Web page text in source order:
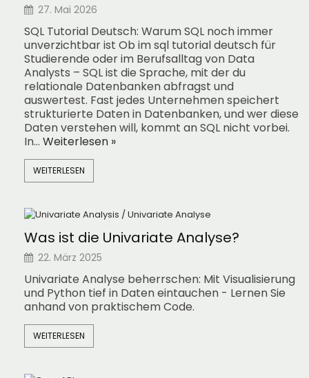
27. Mai 2026
SQL Tutorial Deutsch: Warum SQL noch immer
unverzichtbar ist Ob im sql tutorial deutsch für
Studierende oder im Berufsalltag von Data
Analysts – SQL ist die Sprache, mit der du
relationale Datenbanken abfragst und
auswertest. Fast jedes Unternehmen speichert
strukturierte Daten in Datenbanken, und wer diese
Daten verstehen will, kommt an SQL nicht vorbei.
In… Weiterlesen »
WEITERLESEN
Was ist die Univariate Analyse?
22. März 2025
Univariate Analyse beherrschen: Mit Visualisierung
und Python tief in Daten eintauchen - Lernen Sie
anhand von praktischem Code.
WEITERLESEN